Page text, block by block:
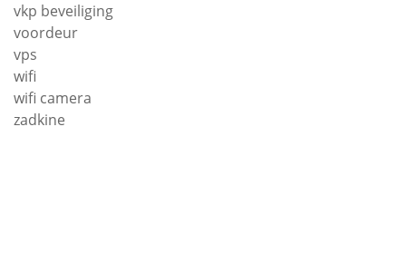
vkp beveiliging
voordeur
vps
wifi
wifi camera
zadkine